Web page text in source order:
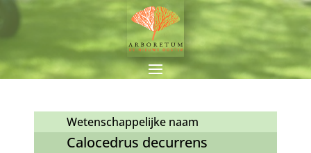
Wetenschappelijke naam
Calocedrus decurrens